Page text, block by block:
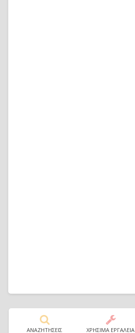
ΑΝΑΖΗΤΗΣΕΙΣ ΧΡΗΣΙΜΑ ΕΡΓΑΛΕΙΑ